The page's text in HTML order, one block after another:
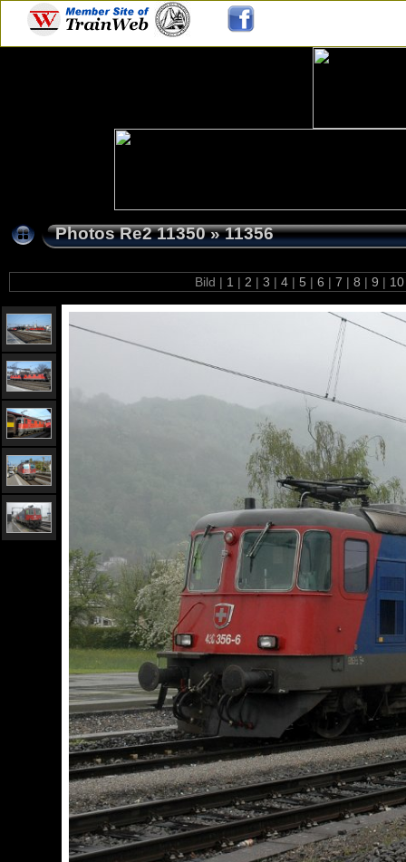
Photos Re2 11350»11356
Bild | 1 | 2 | 3 | 4 | 5 | 6 | 7 | 8 | 9 |